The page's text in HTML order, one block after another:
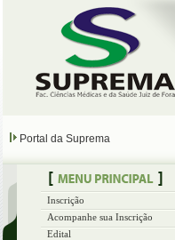
Portal da Suprema
Inscrição
Acompanhe sua Inscrição
Edital